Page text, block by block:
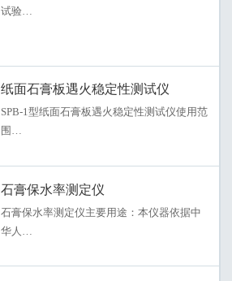
试验…
纸面石膏板遇火稳定性测试仪
SPB-1型纸面石膏板遇火稳定性测试仪使用范
围…
石膏保水率测定仪
石膏保水率测定仪主要用途：本仪器依据中
华人…